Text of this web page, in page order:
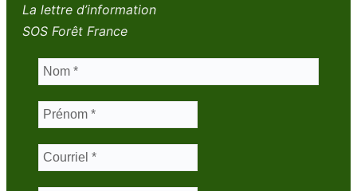
La lettre d’information
SOS Forêt France